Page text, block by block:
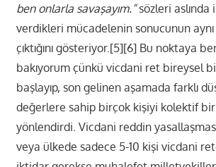
ben onlarla savaşayım.”sözleri aslında
verdikleri mücadelenin sonucunun
çıktığını gösteriyor.[5][6] Bu noktaya
bakıyorum çünkü vicdani ret bireysel
başlayıp, son gelinen aşamada farklı
değerlere sahip birçok kişiyi kolektif
yönlendirdi. Vicdani reddin
veya ülkede sadece 5-10 kişi vicdani